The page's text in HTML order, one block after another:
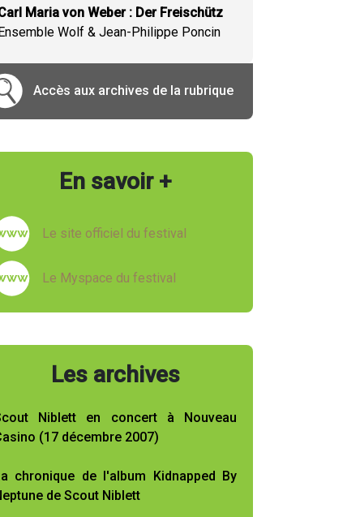
Maria von Weber : Der Freischütz
Wolf & Jean-Philippe Poncin
Accès aux archives de la rubrique
En savoir +
Le site officiel du festival
Le Myspace du festival
Les archives
Niblett en concert à Nouveau
(17 décembre 2007)
chronique de l'album Kidnapped By
de Scout Niblett